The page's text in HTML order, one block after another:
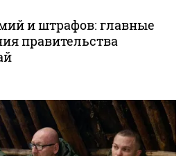
и штрафов: главные
правительства